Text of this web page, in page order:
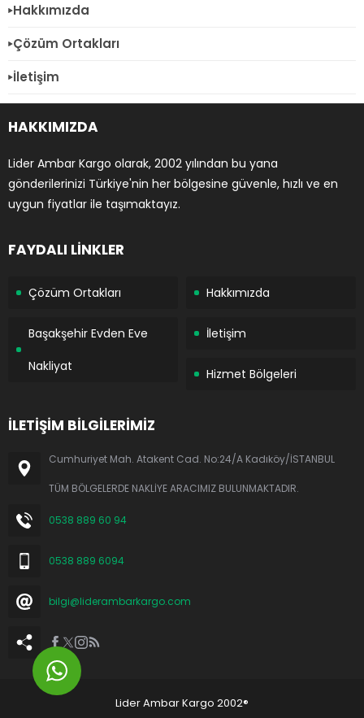
Hakkımızda
Çözüm Ortakları
İletişim
HAKKIMIZDA
Lider Ambar Kargo olarak, 2002 yılından bu yana
gönderilerinizi Türkiye'nin her bölgesine güvenle, hızlı ve en
uygun fiyatlar ile taşımaktayız.
FAYDALI LİNKLER
Çözüm Ortakları Hakkımızda
Başakşehir Evden Eve
Nakliyat
İletişim
Hizmet Bölgeleri
İLETİŞİM BİLGİLERİMİZ
Cumhuriyet Mah. Atakent Cad. No:24/A Kadıköy/İSTANBUL
TÜM BÖLGELERDE NAKLİYE ARACIMIZ BULUNMAKTADIR.
0538 889 60 94
0538 889 6094
bilgi@liderambarkargo.com
Lider Ambar Kargo 2002®